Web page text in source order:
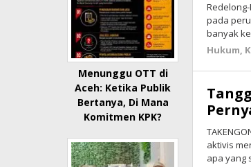
Menunggu OTT di
Aceh: Ketika Publik
Bertanya, Di Mana
Komitmen KPK?
pada
banyak
Hukum,
aktivis
apa yang